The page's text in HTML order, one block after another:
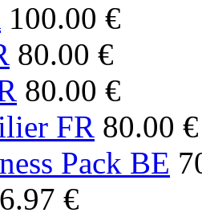
100.00 €
80.00 €
80.00 €
FR 80.00 €
Pack BE
€